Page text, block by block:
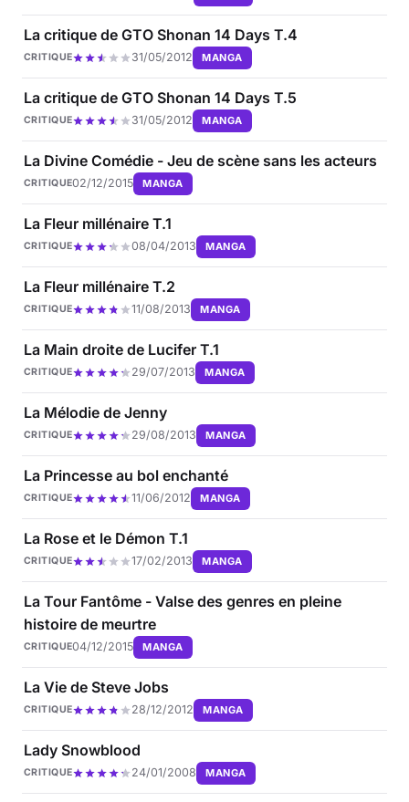
La critique de GTO Shonan 14 Days T.4
CRITIQUE 31/05/2012 MANGA
La critique de GTO Shonan 14 Days T.5
CRITIQUE 31/05/2012 MANGA
La Divine Comédie - Jeu de scène sans les acteurs
CRITIQUE02/12/2015 MANGA
La Fleur millénaire T.1
CRITIQUE 08/04/2013 MANGA
La Fleur millénaire T.2
CRITIQUE 11/08/2013 MANGA
La Main droite de Lucifer T.1
CRITIQUE 29/07/2013 MANGA
La Mélodie de Jenny
CRITIQUE 29/08/2013 MANGA
La Princesse au bol enchanté
CRITIQUE 11/06/2012 MANGA
La Rose et le Démon T.1
CRITIQUE 17/02/2013 MANGA
La Tour Fantôme - Valse des genres en pleine
histoire de meurtre
CRITIQUE04/12/2015 MANGA
La Vie de Steve Jobs
CRITIQUE 28/12/2012 MANGA
Lady Snowblood
CRITIQUE 24/01/2008 MANGA